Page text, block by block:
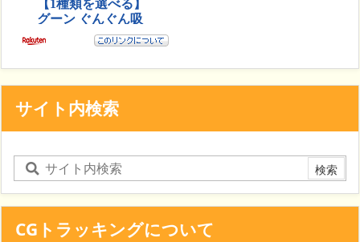
サイト内検索
CGトラッキングについて